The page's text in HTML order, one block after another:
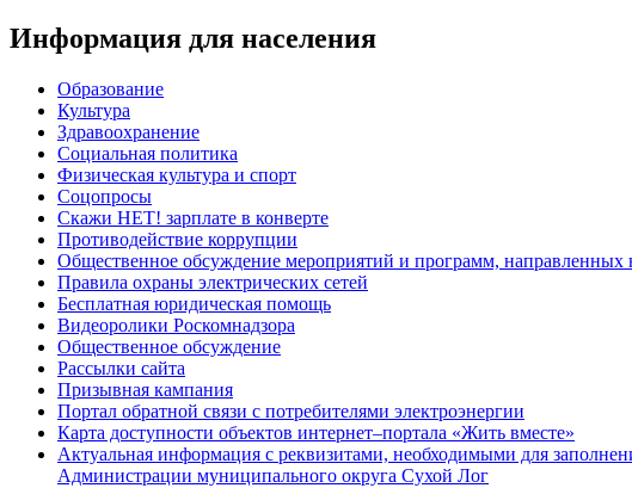
Информация для населения
Образование
Культура
Здравоохранение
Социальная политика
Физическая культура и спорт
Соцопросы
Скажи НЕТ! зарплате в конверте
Противодействие коррупции
Общественное обсуждение мероприятий и программ,
Правила охраны электрических сетей
Бесплатная юридическая помощь
Видеоролики Роскомнадзора
Общественное обсуждение
Рассылки сайта
Призывная кампания
Портал обратной связи с потребителями электроэнергии
Карта доступности объектов интернет–портала «Жить вместе»
Актуальная информация с реквизитами, необходимыми для
Администрации муниципального округа Сухой Лог